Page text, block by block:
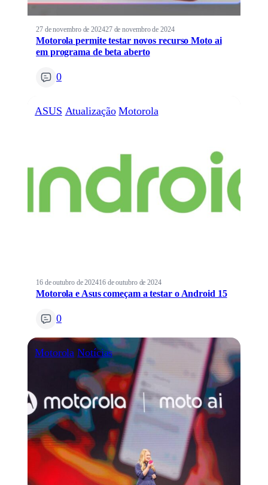
27 de novembro de 202427 de novembro de 2024
Motorola permite testar novos recurso Moto ai
em programa de beta aberto
0
ASUS Atualização Motorola
16 de outubro de 202416 de outubro de 2024
Motorola e Asus começam a testar o Android 15
0
Motorola Notícias